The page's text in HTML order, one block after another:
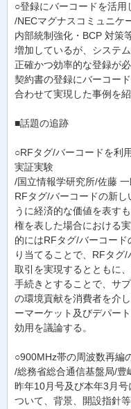
○登録にバーコードを活用
/NECマグナスコミュニケ
内部統制強化・BCP 対策
増加しているが、システ
正確かつ効率的な登録が
契約書の登録にバーコー
合わせて実現した事例を紹
■話題の追跡
○RFタグ/バーコードを利
実証実験
/国立情報学研究所/佐藤 一
RFタグ/バーコードの新
うに経済的な価値を表す
権を表した場合における
的にはRFタグ/バーコー
り当てることで、RFタグ
取引を実現するとともに
手続きとすることで、サ
の環境貢献を消費者を介
ーマーケット及びデパー
効用を議論する。
○900MHz帯の周波数再編
/総務省総合通信基盤局/豊
昨年10月号及び本年3月
ついて、背景、開設指針